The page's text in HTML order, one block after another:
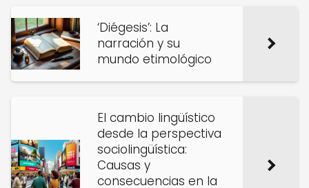
‘Diégesis’: La
narración y su
mundo etimológico
El cambio lingüístico
desde la perspectiva
sociolingüística:
Causas y
consecuencias en la